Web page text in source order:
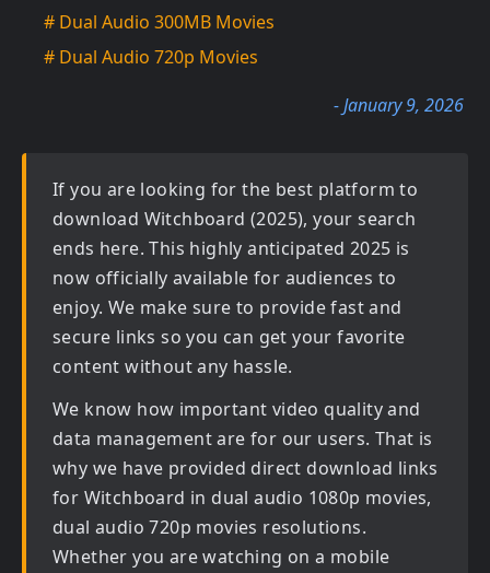
# Dual Audio 300MB Movies
# Dual Audio 720p Movies
- January 9, 2026
If you are looking for the best platform to
download Witchboard (2025), your search
ends here. This highly anticipated 2025 is
now officially available for audiences to
enjoy. We make sure to provide fast and
secure links so you can get your favorite
content without any hassle.
We know how important video quality and
data management are for our users. That is
why we have provided direct download links
for Witchboard in dual audio 1080p movies,
dual audio 720p movies resolutions.
Whether you are watching on a mobile